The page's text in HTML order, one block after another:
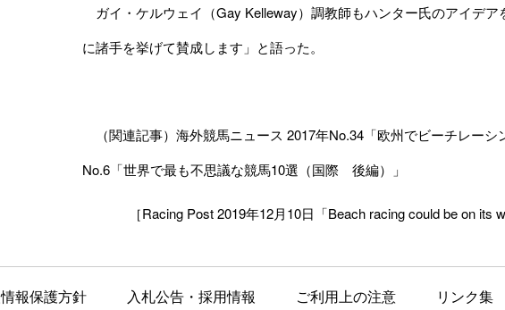
ガイ・ケルウェイ（Gay Kelleway）調教師もハンター氏のアイデ
に諸手を挙げて賛成します」と語った。
（関連記事）海外競馬ニュース 2017年No.34「欧州でビーチレーシ
No.6「世界で最も不思議な競馬10選（国際 後編） 」
［Racing Post 2019年12月10日「Beach racing could be on its
報保護方針 入札公告・採用情報 ご利用上の注意 リンク集